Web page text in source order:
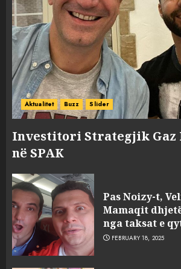
Aktualitet Buzz Slider
Investitori Strategjik
në SPAK
Pas Noizy-t,
Mamaqit
nga taksat e
FEBRUARY 18, 2025